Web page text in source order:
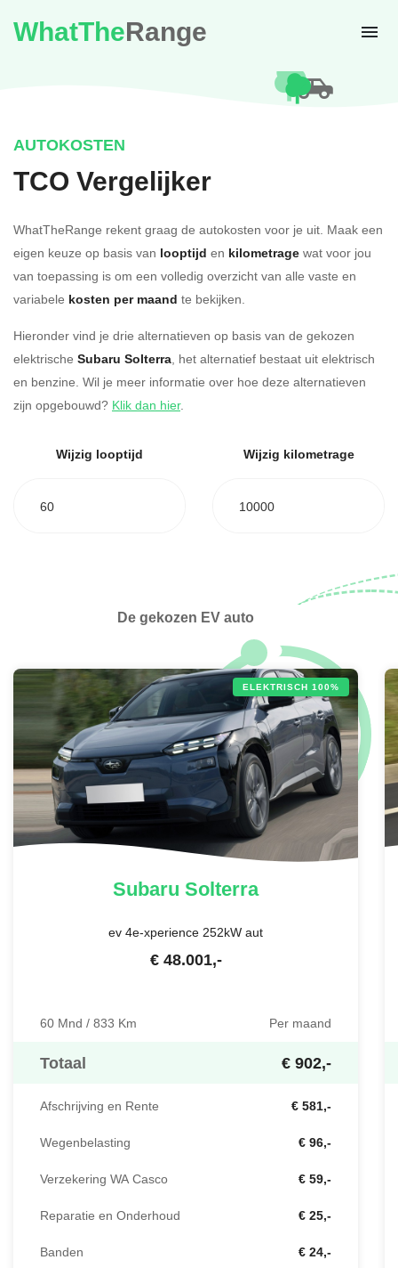
WhatTheRange
AUTOKOSTEN
TCO Vergelijker
WhatTheRange rekent graag de autokosten voor je uit. Maak een
eigen keuze op basis van looptijd en kilometrage wat voor jou
van toepassing is om een volledig overzicht van alle vaste en
variabele kosten per maand te bekijken.
Hieronder vind je drie alternatieven op basis van de gekozen
elektrische Subaru Solterra, het alternatief bestaat uit elektrisch
en benzine. Wil je meer informatie over hoe deze alternatieven
zijn opgebouwd? Klik dan hier.
Wijzig looptijd
60
Wijzig kilometrage
10000
De gekozen EV auto
ELEKTRISCH 100%
Subaru Solterra
ev 4e-xperience 252kW aut
€ 48.001,-
60 Mnd / 833 Km Per maand
Totaal € 902,-
Afschrijving en Rente € 581,-
Wegenbelasting € 96,-
Verzekering WA Casco € 59,-
Reparatie en Onderhoud € 25,-
Banden € 24,-